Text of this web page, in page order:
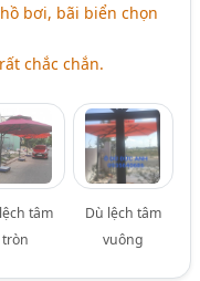
bơi, bãi biển chọn
chắc chắn.
tâm
tròn
Dù lệch tâm
vuông